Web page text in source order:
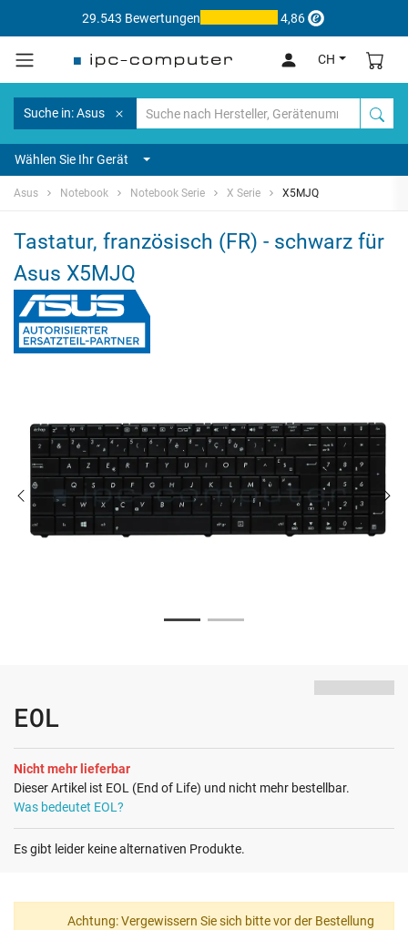
29.543 Bewertungen 4,86
CH
Suche in: Asus
Wählen Sie Ihr Gerät
Asus Notebook Notebook Serie X Serie X5MJQ
Tastatur, französisch (FR) - schwarz für
Asus X5MJQ
EOL
Nicht mehr lieferbar
Dieser Artikel ist EOL (End of Life) und nicht mehr bestellbar.
Was bedeutet EOL?
Es gibt leider keine alternativen Produkte.
Achtung: Vergewissern Sie sich bitte vor der Bestellung